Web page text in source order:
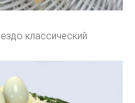
классический